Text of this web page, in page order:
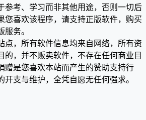
参考、学习而非其他用途，否则一切后
您喜欢该程序，请支持正版软件，购买
务。
点，所有软件信息均来自网络，所有资
的，并不贩卖软件，不存在任何商业目
赠是您喜欢本站而产生的赞助支持行
开支与维护，全凭自愿无任何强求。